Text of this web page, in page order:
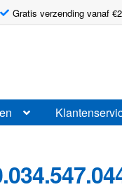
Gratis verzending vanaf